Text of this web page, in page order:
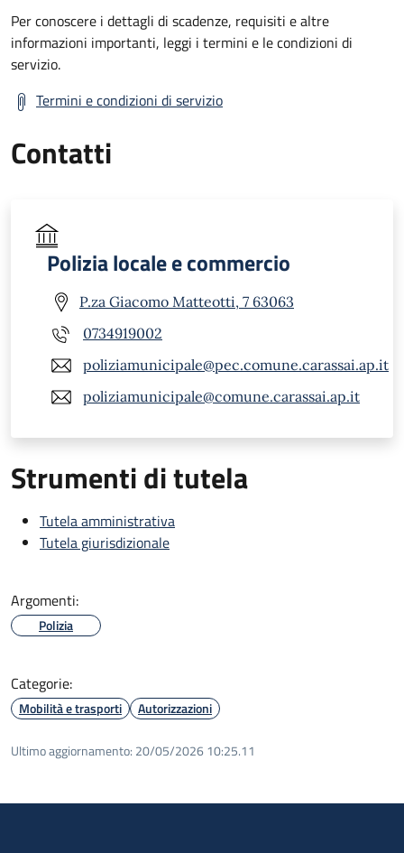
Per conoscere i dettagli di scadenze, requisiti e altre
informazioni importanti, leggi i termini e le condizioni di
servizio.
Termini e condizioni di servizio
Contatti
Polizia locale e commercio
P.za Giacomo Matteotti, 7 63063
0734919002
poliziamunicipale@pec.comune.carassai.ap.it
poliziamunicipale@comune.carassai.ap.it
Strumenti di tutela
Tutela amministrativa
Tutela giurisdizionale
Argomenti:
Polizia
Categorie:
Mobilità e trasporti Autorizzazioni
Ultimo aggiornamento: 20/05/2026 10:25.11